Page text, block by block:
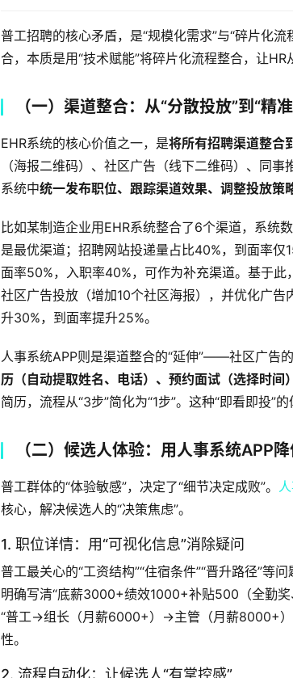
普工招聘的核心矛盾，是“规模化需求”与“碎片化
合，本质是用“技术赋能”将碎片化流程整合，让HR
（一）渠道整合：从“分散投放”到“精
EHR系统的核心价值之一，是将所有招聘渠道整合
（海报二维码）、社区广告（线下二维码）、同
系统中统一发布职位、跟踪渠道效果、调整投放策
比如某制造企业用EHR系统整合了6个渠道，系统
是最优渠道；招聘网站投递量占比40%，到面率
面率50%，入职率40%，可作为补充渠道。基于
社区广告投放（增加10个社区海报），并优化广告
升30%，到面率提升25%。
人事系统APP则是渠道整合的“延伸”——社区广告
历（自动提取姓名、电话）、预约面试（选择时间
简历，流程从“3步”简化为“1步”。这种“即看即投”
（二）候选人体验：用人事系统APP
普工群体的“体验敏感”，决定了“细节决定成败”。
核心，解决候选人的“决策焦虑”。
1. 职位详情：用“可视化信息”消除疑问
普工最关心的“工资结构”“住宿条件”“晋升路径”
明确写清“底薪3000+绩效1000+补贴500（全勤
“普工→组长（月薪6000+）→主管（月薪8000+）
性。
2. 流程自动化：让候选人“有掌控感”